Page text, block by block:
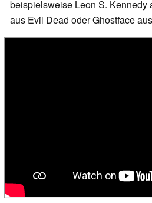
beispielsweise Leon S. Kennedy
aus Evil Dead oder Ghostface